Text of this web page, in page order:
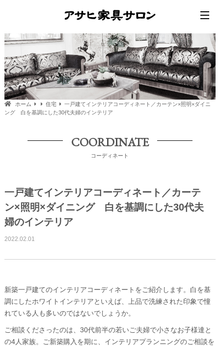
ホーム 住宅
一戸建てインテリアコーディネート／カーテン×照明×ダイニ
ング 白を基調にした30代夫婦のインテリア
COORDINATE
コーディネート
一戸建てインテリアコーディネート／カーテ
ン×照明×ダイニング 白を基調にした30代夫
婦のインテリア
2022.02.01
新築一戸建てのインテリアコーディネートをご紹介します。白を基
調にしたホワイトインテリアといえば、上品で洗練された印象で憧
れている人も多いのではないでしょうか。
ご相談くださったのは、30代前半の若いご夫婦で小さなお子様達と
の4人家族。ご新築購入を期に、インテリアプランニングのご相談を